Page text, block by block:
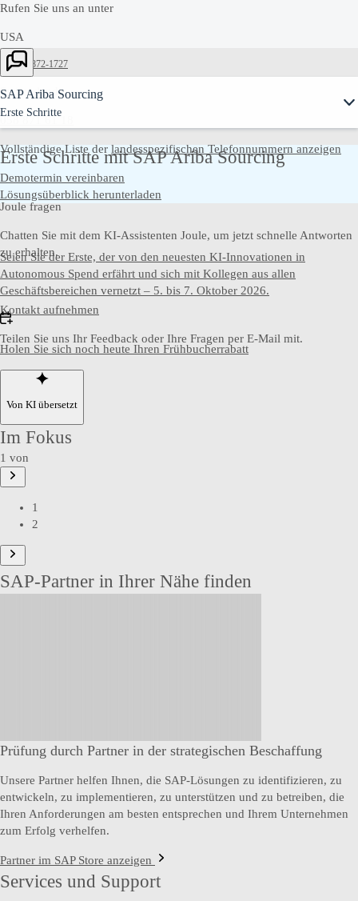
Rufen Sie uns an unter
USA
+1-800-872-1727
Switzerland
058 871 61 18
Vollständige Liste der landesspezifischen Telefonnummern anzeigen
Joule fragen
Chatten Sie mit dem KI-Assistenten Joule, um jetzt schnelle Antworten
zu erhalten.
Kontakt aufnehmen
Teilen Sie uns Ihr Feedback oder Ihre Fragen per E-Mail mit.
Ask Joule
SAP Ariba Sourcing
Erste Schritte
Erste Schritte mit SAP Ariba Sourcing
Demotermin vereinbaren
Lösungsüberblick herunterladen
Seien Sie der Erste, der von den neuesten KI-Innovationen in
Autonomous Spend erfährt und sich mit Kollegen aus allen
Geschäftsbereichen vernetzt – 5. bis 7. Oktober 2026.
Holen Sie sich noch heute Ihren Frühbucherrabatt
Von KI übersetzt
Im Fokus
1 von
1
2
SAP-Partner in Ihrer Nähe finden
Prüfung durch Partner in der strategischen Beschaffung
Unsere Partner helfen Ihnen, die SAP-Lösungen zu identifizieren, zu
entwickeln, zu implementieren, zu unterstützen und zu betreiben, die
Ihren Anforderungen am besten entsprechen und Ihrem Unternehmen
zum Erfolg verhelfen.
Partner im SAP Store anzeigen
Services und Support